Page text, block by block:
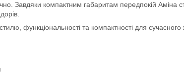
Завдяки компактним габаритам передпокій Аміна
функціональності та компактності для сучасного